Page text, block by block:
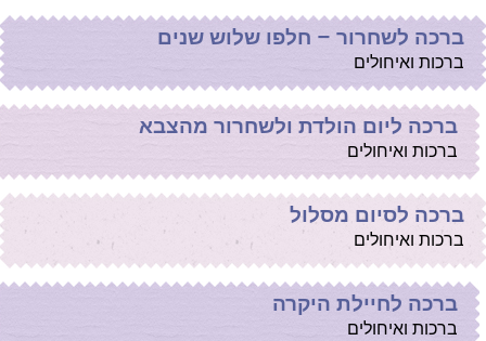
ברכה לשחרור – חלפו שלוש שנים
ברכות ואיחולים
ברכה ליום הולדת ולשחרור מהצבא
ברכות ואיחולים
ברכה לסיום מסלול
ברכות ואיחולים
ברכה לחיילת היקרה
ברכות ואיחולים